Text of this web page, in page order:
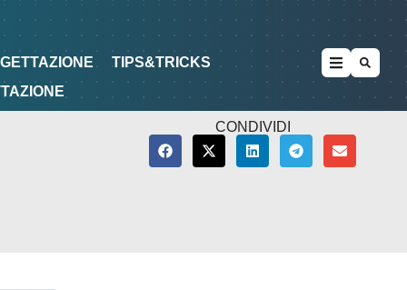
DI PROGETTAZIONE
TIPS&TRICKS
CONDIVIDI